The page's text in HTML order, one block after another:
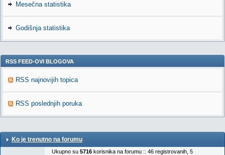
Mesečna statistika
Godišnja statistika
RSS FEED-OVI BLOGOVA
RSS najnovijih topica
RSS poslednjih poruka
Ko je trenutno na forumu
Ukupno su 5716 korisnika na forumu :: 46 registrovanih, 5